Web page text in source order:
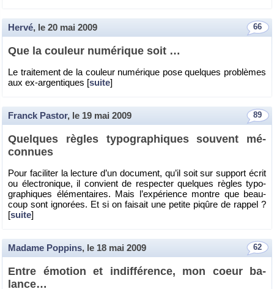
66
Hervé, le 20 mai 2009
Que la cou­leur nu­mé­rique soit …
Le trai­te­ment de la cou­leur nu­mé­rique pose quelques pro­blèmes
aux ex-ar­gen­tiques [suite]
89
Franck Pastor, le 19 mai 2009
Quelques règles ty­po­gra­phiques sou­vent mé­
con­nues
Pour fa­ci­li­ter la lec­ture d’un do­cu­ment, qu’il soit sur sup­port écrit
ou élec­tro­nique, il convient de res­pec­ter quelques règles ty­po­
gra­phiques élé­men­taires. Mais l’ex­pé­rience montre que beau­
coup sont igno­rées. Et si on fai­sait une pe­tite pi­qûre de rap­pel ?
[suite]
62
Madame Poppins, le 18 mai 2009
Entre émo­tion et in­dif­fé­rence, mon coeur ba­
lance…